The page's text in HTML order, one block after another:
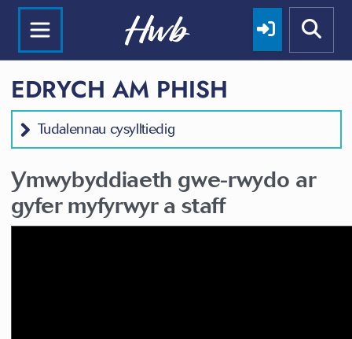
EDRYCH AM PHISH
Tudalennau cysylltiedig
Ymwybyddiaeth gwe-rwydo ar
gyfer myfyrwyr a staff